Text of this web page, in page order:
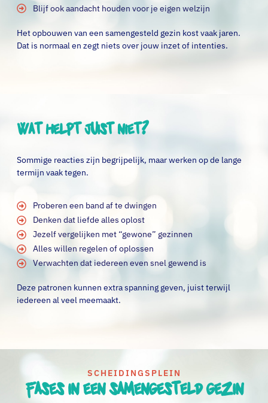
Blijf ook aandacht houden voor je eigen welzijn
Het opbouwen van een samengesteld gezin kost vaak jaren.
Dat is normaal en zegt niets over jouw inzet of intenties.
Wat helpt juist niet?
Sommige reacties zijn begrijpelijk, maar werken op de lange
termijn vaak tegen.
Proberen een band af te dwingen
Denken dat liefde alles oplost
Jezelf vergelijken met “gewone” gezinnen
Alles willen regelen of oplossen
Verwachten dat iedereen even snel gewend is
Deze patronen kunnen extra spanning geven, juist terwijl
iedereen al veel meemaakt.
SCHEIDINGSPLEIN
Fases in een samengesteld gezin